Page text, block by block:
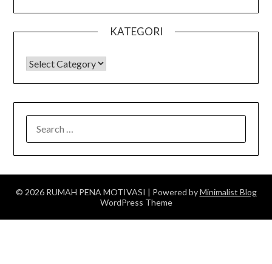
KATEGORI
KATEGORI
FOR:
© 2026 RUMAH PENA MOTIVASI | Powered byMinimalist Blog
WordPress Theme